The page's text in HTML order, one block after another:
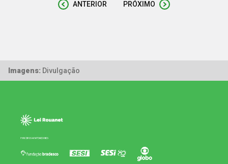
ANTERIOR PRÓXIMO
Imagens: Divulgação